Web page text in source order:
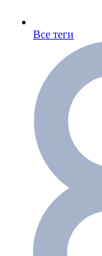
Все теги